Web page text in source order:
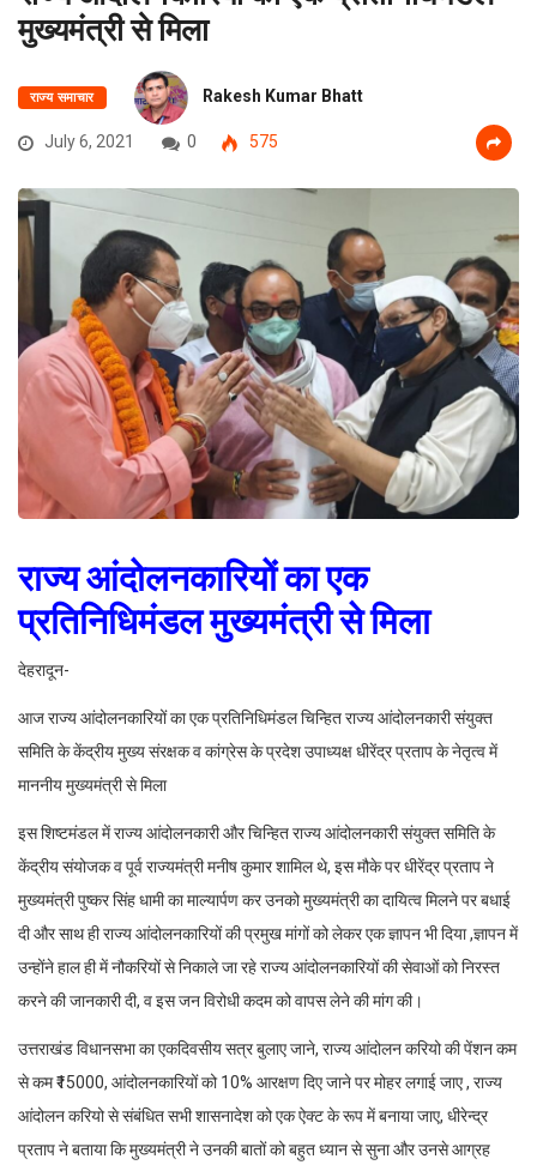
मुख्यमंत्री से मिला
राज्य समाचार Rakesh Kumar Bhatt
July 6, 2021 0 575
राज्य आंदोलनकारियों का एक
प्रतिनिधिमंडल मुख्यमंत्री से मिला
देहरादून-
आज राज्य आंदोलनकारियों का एक प्रतिनिधिमंडल चिन्हित राज्य आंदोलनकारी संयुक्त
समिति के केंद्रीय मुख्य संरक्षक व कांग्रेस के प्रदेश उपाध्यक्ष धीरेंद्र प्रताप के नेतृत्व में
माननीय मुख्यमंत्री से मिला
इस शिष्टमंडल में राज्य आंदोलनकारी और चिन्हित राज्य आंदोलनकारी संयुक्त समिति के
केंद्रीय संयोजक व पूर्व राज्यमंत्री मनीष कुमार शामिल थे, इस मौके पर धीरेंद्र प्रताप ने
मुख्यमंत्री पुष्कर सिंह धामी का माल्यार्पण कर उनको मुख्यमंत्री का दायित्व मिलने पर बधाई
दी और साथ ही राज्य आंदोलनकारियों की प्रमुख मांगों को लेकर एक ज्ञापन भी दिया ,ज्ञापन में
उन्होंने हाल ही में नौकरियों से निकाले जा रहे राज्य आंदोलनकारियों की सेवाओं को निरस्त
करने की जानकारी दी, व इस जन विरोधी कदम को वापस लेने की मांग की।
उत्तराखंड विधानसभा का एकदिवसीय सत्र बुलाए जाने, राज्य आंदोलन करियो की पेंशन कम
से कम ₹15000, आंदोलनकारियों को 10% आरक्षण दिए जाने पर मोहर लगाई जाए , राज्य
आंदोलन करियो से संबंधित सभी शासनादेश को एक ऐक्ट के रूप में बनाया जाए, धीरेन्द्र
प्रताप ने बताया कि मुख्यमंत्री ने उनकी बातों को बहुत ध्यान से सुना और उनसे आग्रह